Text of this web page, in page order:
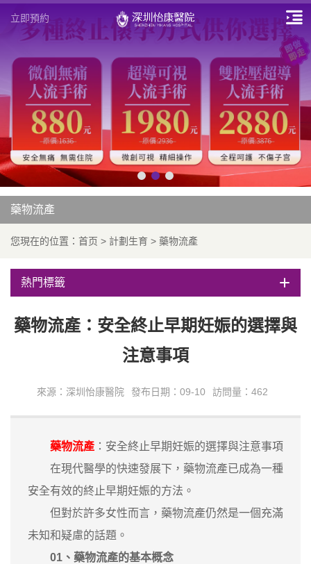
立即預約
藥物流產
您現在的位置： 首页 > 計劃生育 > 藥物流產
熱門標籤
藥物流產：安全終止早期妊娠的選擇與
注意事項
來源：深圳怡康醫院 發布日期：09-10 訪問量：462
藥物流產 ：安全終止早期妊娠的選擇與注意事項
在現代醫學的快速發展下，藥物流產已成為一種
安全有效的終止早期妊娠的方法。
但對於許多女性而言，藥物流產仍然是一個充滿
未知和疑慮的話題。
01、藥物流產的基本概念